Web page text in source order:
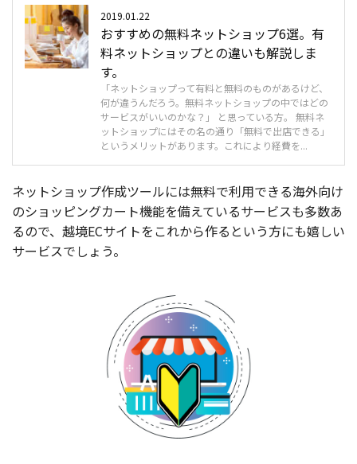
2019.01.22
おすすめの無料ネットショップ6選。有
料ネットショップとの違いも解説しま
す。
「ネットショップって有料と無料のものがあるけど、
何が違うんだろう。無料ネットショップの中ではどの
サービスがいいのかな？」 と思っている方。 無料ネ
ットショップにはその名の通り「無料で出店できる」
というメリットがあります。これにより経費を...
ネットショップ作成ツールには無料で利用できる海外向け
のショッピングカート機能を備えているサービスも多数あ
るので、越境ECサイトをこれから作るという方にも嬉しい
サービスでしょう。